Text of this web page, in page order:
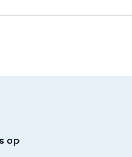
op